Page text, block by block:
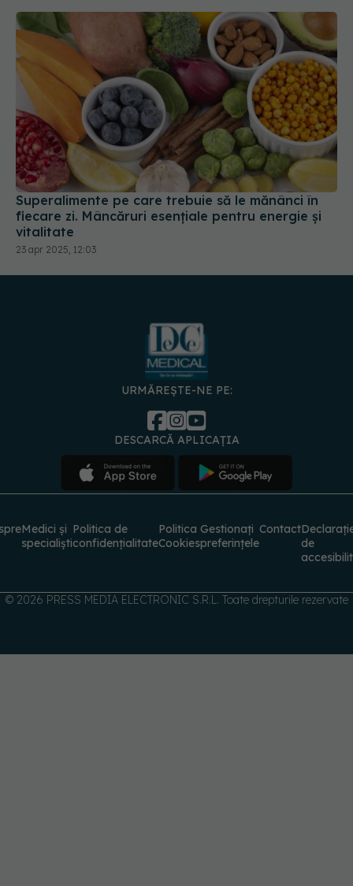
Superalimente pe care trebuie să le mănânci în
fiecare zi. Mâncăruri esențiale pentru energie și
vitalitate
23 apr 2025, 12:03
URMĂREȘTE-NE PE:
DESCARCĂ APLICAȚIA
Medici și
Politica de
Politica
Gestionați
Contact
© 2026 PRESS MEDIA ELECTRONIC S.R.L. Toate drepturile rezervate